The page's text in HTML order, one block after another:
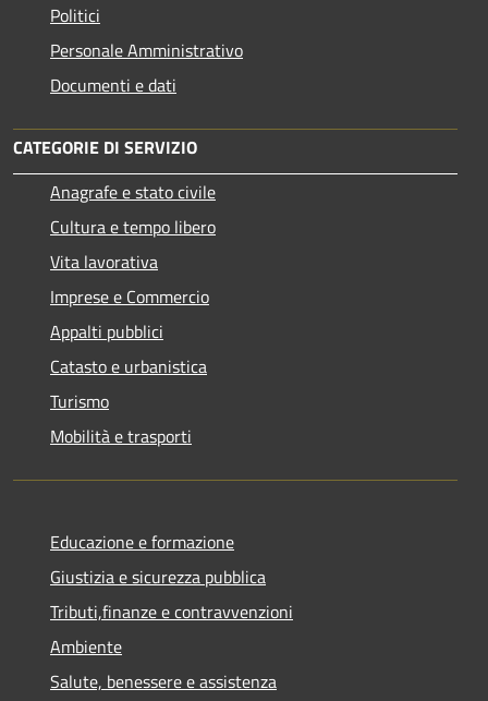
Politici
Personale Amministrativo
Documenti e dati
CATEGORIE DI SERVIZIO
Anagrafe e stato civile
Cultura e tempo libero
Vita lavorativa
Imprese e Commercio
Appalti pubblici
Catasto e urbanistica
Turismo
Mobilità e trasporti
Educazione e formazione
Giustizia e sicurezza pubblica
Tributi,finanze e contravvenzioni
Ambiente
Salute, benessere e assistenza